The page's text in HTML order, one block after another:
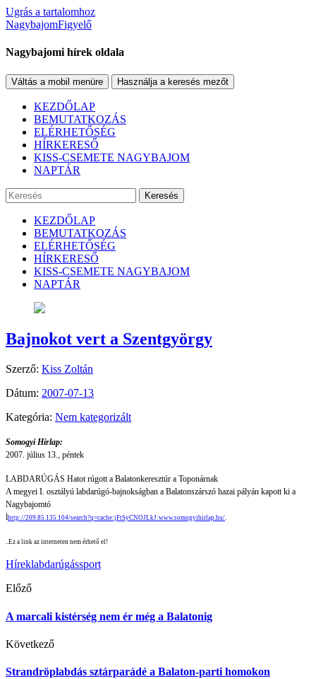
Ugrás a tartalomhoz
NagybajomFigyelő
Nagybajomi hírek oldala
Váltás a mobil menüre Használja a keresés mezőt
KEZDŐLAP
BEMUTATKOZÁS
ELÉRHETŐSÉG
HÍRKERESŐ
KISS-CSEMETE NAGYBAJOM
NAPTÁR
Keresés
KEZDŐLAP
BEMUTATKOZÁS
ELÉRHETŐSÉG
HÍRKERESŐ
KISS-CSEMETE NAGYBAJOM
NAPTÁR
Bajnokot vert a Szentgyörgy
Szerző: Kiss Zoltán
Dátum: 2007-07-13
Kategória: Nem kategorizált
Somogyi Hírlap:
2007. július 13., péntek
LABDARÚGÁS Hatot rúgott a Balatonkeresztúr a Toponárnak
A megyei I. osztályú labdarúgó-bajnokságban a Balatonszárszó hazai pályán kapott ki a
Nagybajomtó
lhttp://209.85.135.104/search?q=cache:jFtSyCNOJLkJ:www.somogyihirlap.hu/.
..Ez a link az interneten nem érhető el!
Híreklabdarúgássport
Előző
A marcali kistérség nem ér még a Balatonig
Következő
Strandröplabdás sztárparádé a Balaton-parti homokon